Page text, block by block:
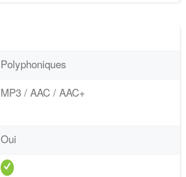
Polyphoniques
MP3 / AAC / AAC+
Oui